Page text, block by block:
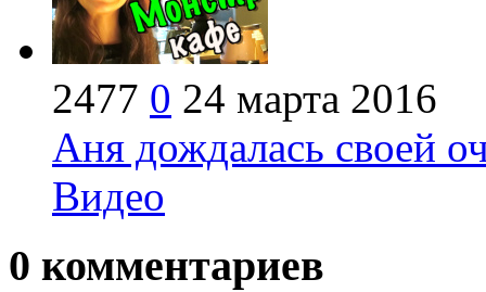
2477 0 24 марта 2016
Аня дождалась своей
Видео
0 комментариев